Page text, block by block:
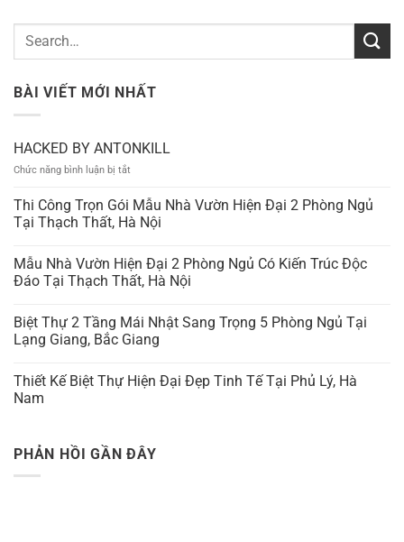
BÀI VIẾT MỚI NHẤT
HACKED BY ANTONKILL
Chức năng bình luận bị tắt
BY
ANTONKILL
Thi Công Trọn Gói Mẫu Nhà Vườn Hiện Đại 2 Phòng Ngủ
Tại Thạch Thất, Hà Nội
Mẫu Nhà Vườn Hiện Đại 2 Phòng Ngủ Có Kiến Trúc Độc
Đáo Tại Thạch Thất, Hà Nội
Biệt Thự 2 Tầng Mái Nhật Sang Trọng 5 Phòng Ngủ Tại
Lạng Giang, Bắc Giang
Thiết Kế Biệt Thự Hiện Đại Đẹp Tinh Tế Tại Phủ Lý, Hà
Nam
PHẢN HỒI GẦN ĐÂY